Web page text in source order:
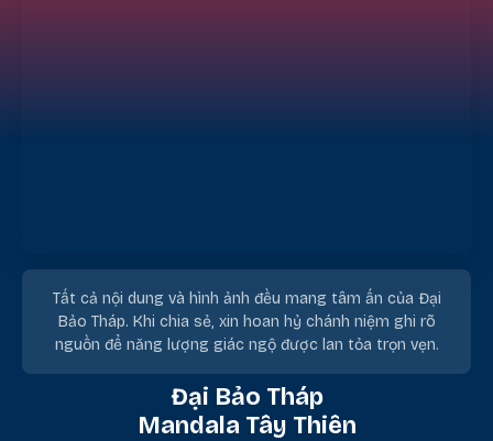
Tất cả nội dung và hình ảnh đều mang tâm ấn của Đại
Bảo Tháp. Khi chia sẻ, xin hoan hỷ chánh niệm ghi rõ
nguồn để năng lượng giác ngộ được lan tỏa trọn vẹn.
Đại Bảo Tháp
Mandala Tây Thiên